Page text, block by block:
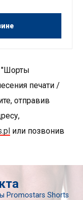
"Шорты
печати /
отправив
или позвонив
Promostars Shorts